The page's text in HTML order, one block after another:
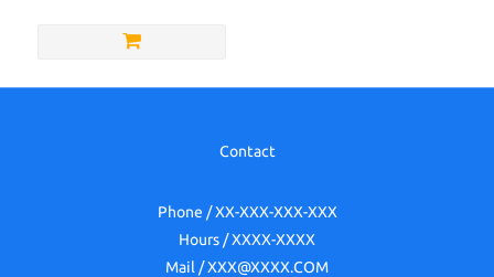
Contact
Phone / XX-XXX-XXX-XXX
Hours / XXXX-XXXX
Mail / XXX@XXXX.COM